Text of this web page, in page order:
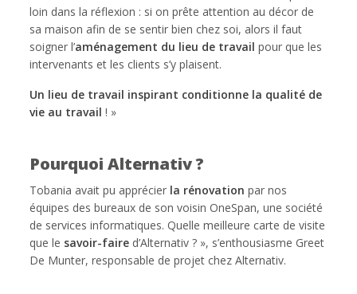
loin dans la réflexion : si on prête attention au décor de
sa maison afin de se sentir bien chez soi, alors il faut
soigner l’aménagement du lieu de travail pour que les
intervenants et les clients s’y plaisent.
Un lieu de travail inspirant conditionne la qualité de
vie au travail ! »
Pourquoi Alternativ ?
Tobania avait pu apprécier la rénovation par nos
équipes des bureaux de son voisin OneSpan, une société
de services informatiques. Quelle meilleure carte de visite
que le savoir-faire d’Alternativ ? », s’enthousiasme Greet
De Munter, responsable de projet chez Alternativ.